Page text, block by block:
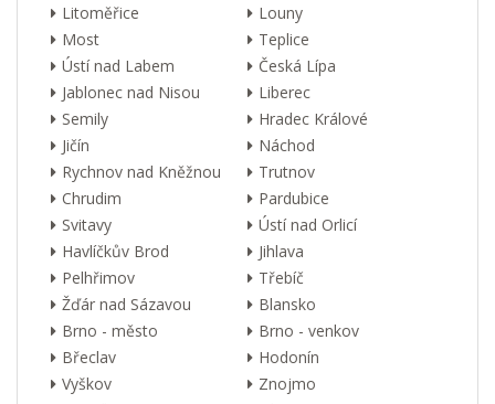
Litoměřice
Louny
Most
Teplice
Ústí nad Labem
Česká Lípa
Jablonec nad Nisou
Liberec
Semily
Hradec Králové
Jičín
Náchod
Rychnov nad Kněžnou
Trutnov
Chrudim
Pardubice
Svitavy
Ústí nad Orlicí
Havlíčkův Brod
Jihlava
Pelhřimov
Třebíč
Žďár nad Sázavou
Blansko
Brno - město
Brno - venkov
Břeclav
Hodonín
Vyškov
Znojmo